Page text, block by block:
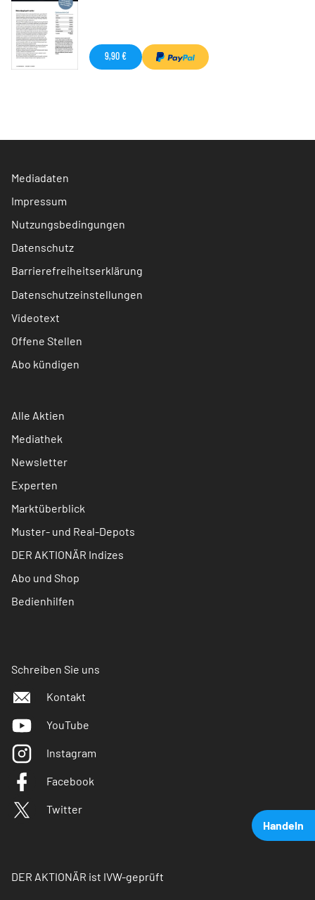
Handeln
9,90 €
Mediadaten
Impressum
Nutzungsbedingungen
Datenschutz
Barrierefreiheitserklärung
Datenschutzeinstellungen
Videotext
Offene Stellen
Abo kündigen
Alle Aktien
Mediathek
Newsletter
Experten
Marktüberblick
Muster- und Real-Depots
DER AKTIONÄR Indizes
Abo und Shop
Bedienhilfen
Schreiben Sie uns
Kontakt
YouTube
Instagram
Facebook
Twitter
DER AKTIONÄR ist IVW-geprüft